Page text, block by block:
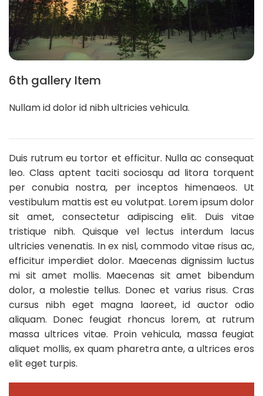
6th gallery Item
Nullam id dolor id nibh ultricies vehicula.
Duis rutrum eu tortor et efficitur. Nulla ac consequat
leo. Class aptent taciti sociosqu ad litora torquent
per conubia nostra, per inceptos himenaeos. Ut
vestibulum mattis est eu volutpat. Lorem ipsum dolor
sit amet, consectetur adipiscing elit. Duis vitae
tristique nibh. Quisque vel lectus interdum lacus
ultricies venenatis. In ex nisl, commodo vitae risus ac,
efficitur imperdiet dolor. Maecenas dignissim luctus
mi sit amet mollis. Maecenas sit amet bibendum
dolor, a molestie tellus. Donec et varius risus. Cras
cursus nibh eget magna laoreet, id auctor odio
aliquam. Donec feugiat rhoncus lorem, at rutrum
massa ultrices vitae. Proin vehicula, massa feugiat
aliquet mollis, ex quam pharetra ante, a ultrices eros
elit eget turpis.